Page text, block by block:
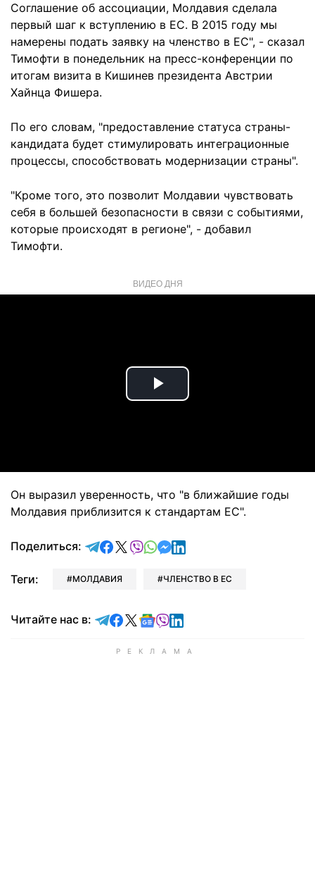
Соглашение об ассоциации, Молдавия сделала
первый шаг к вступлению в ЕС. В 2015 году мы
намерены подать заявку на членство в ЕС", - сказал
Тимофти в понедельник на пресс-конференции по
итогам визита в Кишинев президента Австрии
Хайнца Фишера.
По его словам, "предоставление статуса страны-
кандидата будет стимулировать интеграционные
процессы, способствовать модернизации страны".
"Кроме того, это позволит Молдавии чувствовать
себя в большей безопасности в связи с событиями,
которые происходят в регионе", - добавил
Тимофти.
ВИДЕО ДНЯ
Play
Он выразил уверенность, что "в ближайшие годы
Молдавия приблизится к стандартам ЕС".
Поделиться: отправить в Telegram
поделиться в Facebook
поделиться в X
отправить в Viber
отправить в Whatsapp
отправить в Messenger
отправить в LinkedIn
Теги: МОЛДАВИЯ ЧЛЕНСТВО В ЕС
Читайте нас в: Читайте в Telegram
Читайте в Facebook
Читайте в X
Читайте в Google news
Читайте в Viber
Читайте в LinkedIn